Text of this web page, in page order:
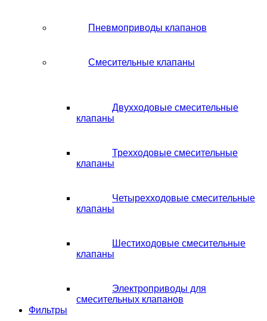
Пневмоприводы клапанов
Смесительные клапаны
Двухходовые смесительные
клапаны
Трехходовые смесительные
клапаны
Четырехходовые смесительные
клапаны
Шестиходовые смесительные
клапаны
Электроприводы для
смесительных клапанов
Фильтры